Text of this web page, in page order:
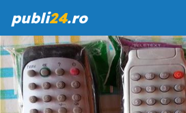
publi24.ro